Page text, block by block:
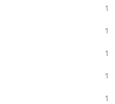
1
1
1
1
1